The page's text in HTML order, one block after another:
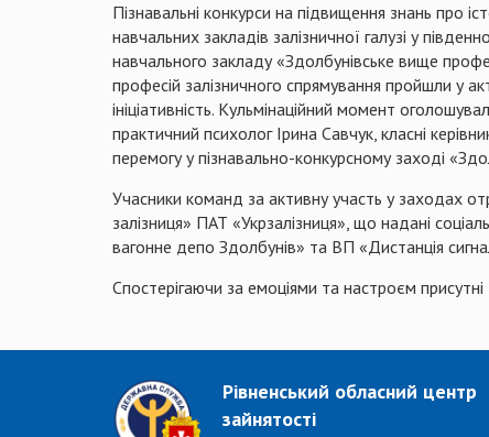
Пізнавальні конкурси на підвищення знань про
навчальних закладів залізничної галузі у
навчального закладу «Здолбунівське вище
професій залізничного спрямування пройшли у
ініціативність. Кульмінаційний момент
практичний психолог Ірина Савчук, класні
перемогу у пізнавально-конкурсному заході
Учасники команд за активну участь у заходах
залізниця» ПАТ «Укрзалізниця», що надані
вагонне депо Здолбунів» та ВП «Дистанція
Спостерігаючи за емоціями та настроєм
Рівненський обласний центр
зайнятості